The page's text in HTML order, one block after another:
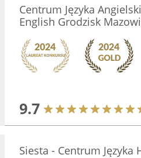
Centrum Języka
English Grodzisk
9.7
Siesta - Centrum Języka